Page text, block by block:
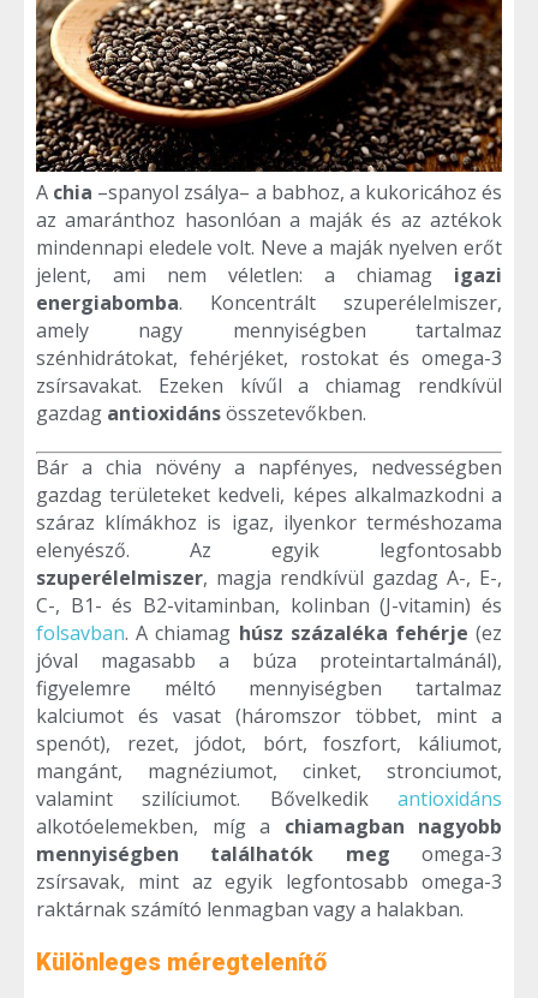
A chia –spanyol zsálya– a babhoz, a kukoricához és
az amaránthoz hasonlóan a maják és az aztékok
mindennapi eledele volt. Neve a maják nyelven erőt
jelent, ami nem véletlen: a chiamag igazi
energiabomba. Koncentrált szuperélelmiszer,
amely nagy mennyiségben tartalmaz
szénhidrátokat, fehérjéket, rostokat és omega-3
zsírsavakat. Ezeken kívűl a chiamag rendkívül
gazdag antioxidánsösszetevőkben.
Bár a chia növény a napfényes, nedvességben
gazdag területeket kedveli, képes alkalmazkodni a
száraz klímákhoz is igaz, ilyenkor terméshozama
elenyésző. Az egyik legfontosabb
szuperélelmiszer, magja rendkívül gazdag A-, E-,
C-, B1- és B2-vitaminban, kolinban (J-vitamin) és
folsavban. A chiamag húsz százaléka fehérje (ez
jóval magasabb a búza proteintartalmánál),
figyelemre méltó mennyiségben tartalmaz
kalciumot és vasat (háromszor többet, mint a
spenót), rezet, jódot, bórt, foszfort, káliumot,
mangánt, magnéziumot, cinket, stronciumot,
valamint szilíciumot. Bővelkedik antioxidáns
alkotóelemekben, míg a chiamagban nagyobb
mennyiségben találhatók meg omega-3
zsírsavak, mint az egyik legfontosabb omega-3
raktárnak számító lenmagban vagy a halakban.
Különleges méregtelenítő